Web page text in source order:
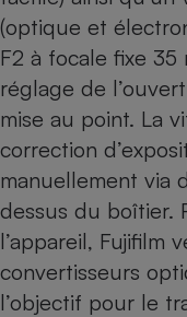
(optique et
F2 à focale fixe
réglage de
mise au point. La
correction
manuellement via
dessus du boîtier.
l’appareil, Fujifilm
convertisseurs
l’objectif pour le